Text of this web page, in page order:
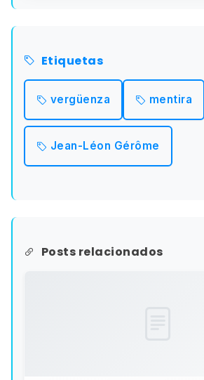
Etiquetas
vergüenza mentira
Jean-Léon Gérôme
Posts relacionados